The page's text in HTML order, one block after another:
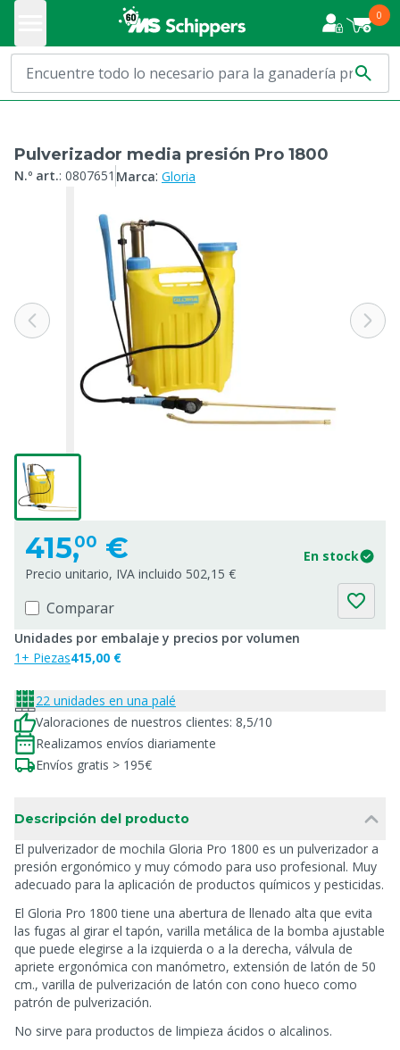
0
Pulverizador media presión Pro 1800
N.º art.: 0807651 Marca: Gloria
415,00 €
En stock
Precio unitario, IVA incluido 502,15 €
Comparar
Unidades por embalaje y precios por volumen
1+ Piezas415,00 €
22 unidades en una palé
Valoraciones de nuestros clientes: 8,5/10
Realizamos envíos diariamente
Envíos gratis > 195€
Descripción del producto
El pulverizador de mochila Gloria Pro 1800 es un pulverizador a
presión ergonómico y muy cómodo para uso profesional. Muy
adecuado para la aplicación de productos químicos y pesticidas.
El Gloria Pro 1800 tiene una abertura de llenado alta que evita
las fugas al girar el tapón, varilla metálica de la bomba ajustable
que puede elegirse a la izquierda o a la derecha, válvula de
apriete ergonómica con manómetro, extensión de latón de 50
cm., varilla de pulverización de latón con cono hueco como
patrón de pulverización.
No sirve para productos de limpieza ácidos o alcalinos.